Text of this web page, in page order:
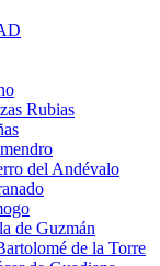
Rubias
del Andévalo
de Guzmán
de la Torre